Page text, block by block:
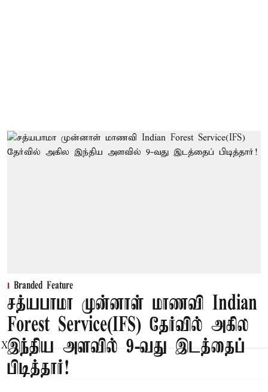
Branded Feature
சத்யபாமா முன்னாள் மாணவி Indian
Forest Service(IFS) தேர்வில் அகில
இந்திய அளவில் 9-வது இடத்தைப்
பிடித்தார்!
X